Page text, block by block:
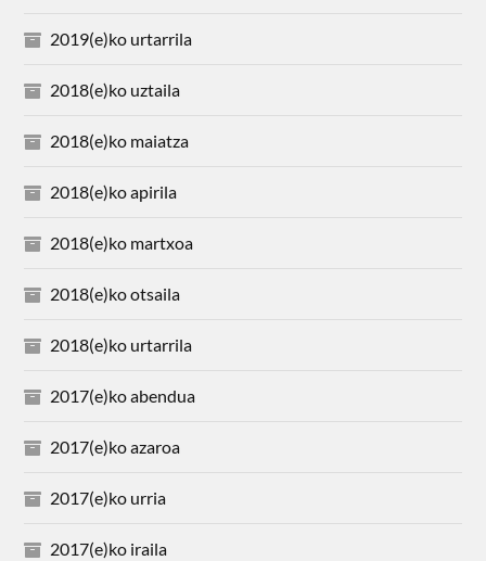
2019(e)ko urtarrila
2018(e)ko uztaila
2018(e)ko maiatza
2018(e)ko apirila
2018(e)ko martxoa
2018(e)ko otsaila
2018(e)ko urtarrila
2017(e)ko abendua
2017(e)ko azaroa
2017(e)ko urria
2017(e)ko iraila